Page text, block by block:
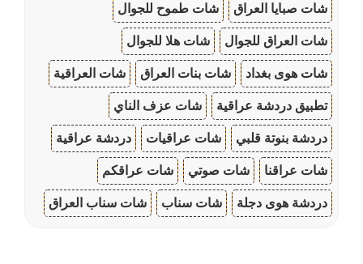
شات صبايا العراق شات طموح للجوال
شات العراق للجوال شات هلا للجوال
شات هوى بغداد شات بنات العراق شات العراقية
تطبيق دردشة عراقية شات عزف الناي
دردشة بنوتة قلبي شات عراقيات دردشة عراقية
شات عراقنا شات صوتي شات عراقكم
دردشة هوى دجلة شات سناب شات سناب العراق